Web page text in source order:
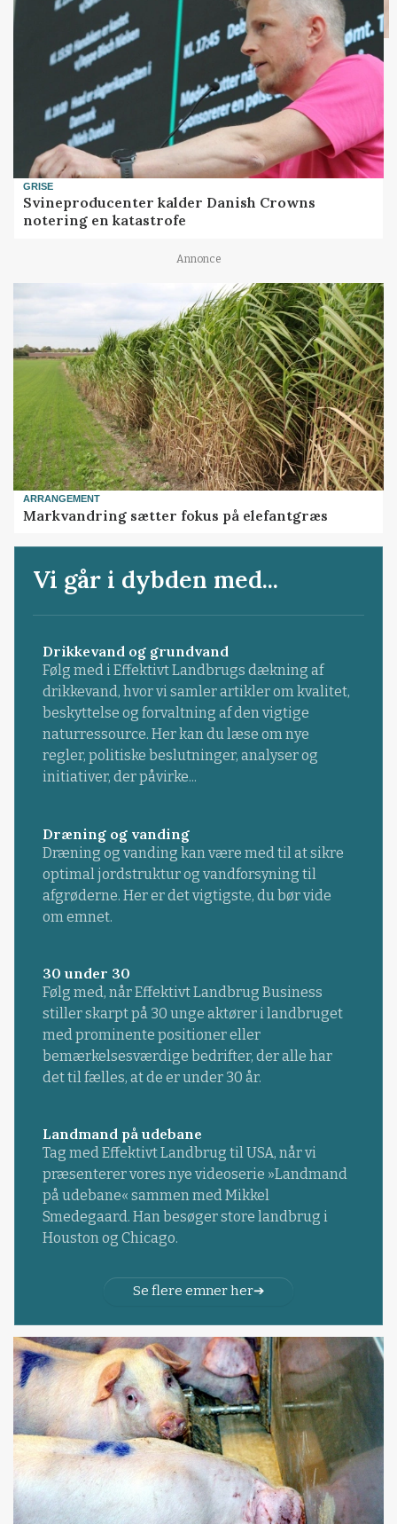
GRISE
Svineproducenter kalder Danish Crowns
notering en katastrofe
Annonce
ARRANGEMENT
Markvandring sætter fokus på elefantgræs
Vi går i dybden med...
Drikkevand og grundvand
Følg med i Effektivt Landbrugs dækning af
drikkevand, hvor vi samler artikler om kvalitet,
beskyttelse og forvaltning af den vigtige
naturressource. Her kan du læse om nye
regler, politiske beslutninger, analyser og
initiativer, der påvirke...
Dræning og vanding
Dræning og vanding kan være med til at sikre
optimal jordstruktur og vandforsyning til
afgrøderne. Her er det vigtigste, du bør vide
om emnet.
30 under 30
Følg med, når Effektivt Landbrug Business
stiller skarpt på 30 unge aktører i landbruget
med prominente positioner eller
bemærkelsesværdige bedrifter, der alle har
det til fælles, at de er under 30 år.
Landmand på udebane
Tag med Effektivt Landbrug til USA, når vi
præsenterer vores nye videoserie »Landmand
på udebane« sammen med Mikkel
Smedegaard. Han besøger store landbrug i
Houston og Chicago.
Se flere emner her